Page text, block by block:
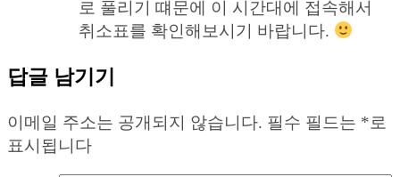
로 풀리기 떄문에 이 시간대에 접속해서
취소표를 확인해보시기 바랍니다.
답글 남기기
이메일 주소는 공개되지 않습니다. 필수 필드는 *로
표시됩니다